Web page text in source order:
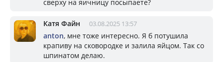
сверху на яичницу посыпаете?
Катя Файн 03.08.2025 13:57
anton, мне тоже интересно. Я б потушила
крапиву на сковородке и залила яйцом. Так со
шпинатом делаю.